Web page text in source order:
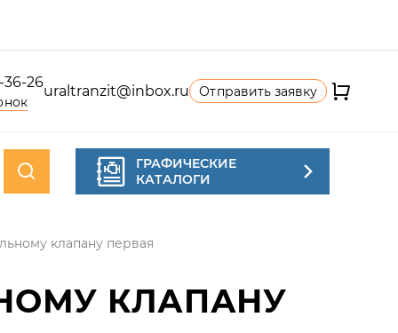
36-26
uraltranzit@inbox.ru Отправить заявку
ГРАФИЧЕСКИЕ
КАТАЛОГИ
клапану первая
КЛАПАНУ